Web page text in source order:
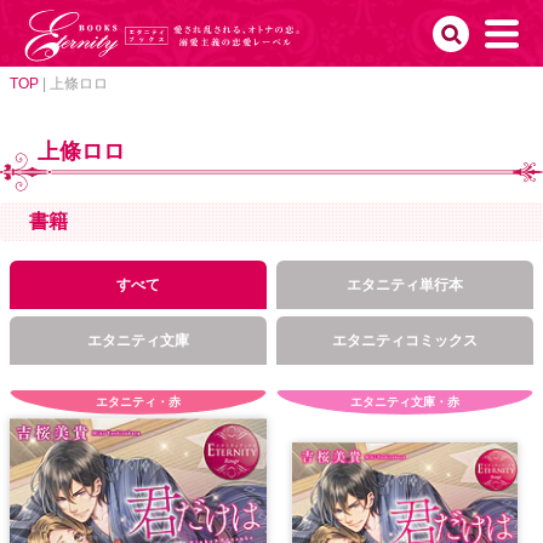
TOP 上條ロロ
上條ロロ
書籍
すべて エタニティ単行本
エタニティ文庫 エタニティコミックス
エタニティ・赤 エタニティ文庫・赤